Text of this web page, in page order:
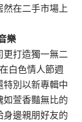
在二手市場上
樂
更打造獨一無二
白色情人節週
特別以新專輯中
萱香豔無比的
身邊親朋好友的